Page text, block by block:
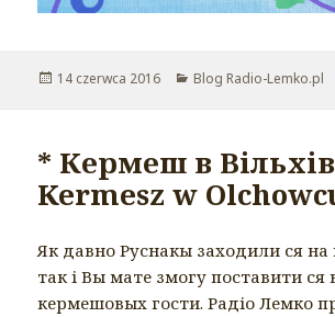
Opublikowano
14 czerwca 2016 Kategorie
Blog Radio-Lemko.pl
* Кермеш в
Kermesz w
Як давно Руснакы заходили ся
так і Вы мате змогу поставити ся
кермешовых гости. Радіо Лемко